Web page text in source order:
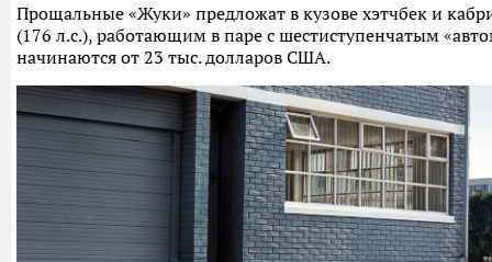
Прощальные «Жуки» предложат в кузове хэтчбек и
(176 л.с.), работающим в паре с шестиступенчатым
начинаются от 23 тыс. долларов США.